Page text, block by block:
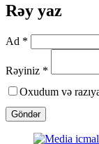
Rəy yaz
Ad *
Rəyiniz *
Oxudum və
Göndər